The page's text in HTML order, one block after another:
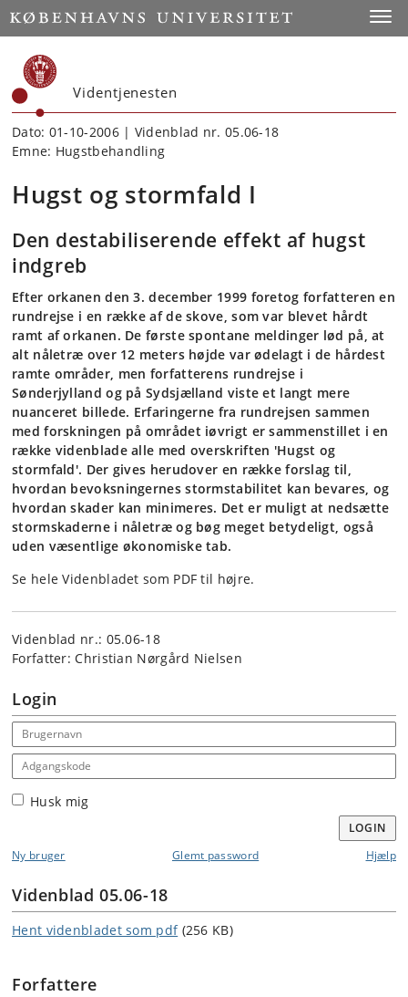
Start
Videntjenesten
Dato: 01-10-2006 | Videnblad nr. 05.06-18
Emne: Hugstbehandling
Hugst og stormfald I
Den destabiliserende effekt af hugst
indgreb
Efter orkanen den 3. december 1999 foretog forfatteren en
rundrejse i en række af de skove, som var blevet hårdt
ramt af orkanen. De første spontane meldinger lød på, at
alt nåletræ over 12 meters højde var ødelagt i de hårdest
ramte områder, men forfatterens rundrejse i
Sønderjylland og på Sydsjælland viste et langt mere
nuanceret billede. Erfaringerne fra rundrejsen sammen
med forskningen på området iøvrigt er sammenstillet i en
række videnblade alle med overskriften 'Hugst og
stormfald'. Der gives herudover en række forslag til,
hvordan bevoksningernes stormstabilitet kan bevares, og
hvordan skader kan minimeres. Det er muligt at nedsætte
stormskaderne i nåletræ og bøg meget betydeligt, også
uden væsentlige økonomiske tab.
Se hele Videnbladet som PDF til højre.
Videnblad nr.: 05.06-18
Forfatter: Christian Nørgård Nielsen
Login
Email address
Adgangskode
Husk mig
LOGIN
Ny bruger
Glemt password Hjælp
Videnblad 05.06-18
Hent videnbladet som pdf (256 KB)
Forfattere